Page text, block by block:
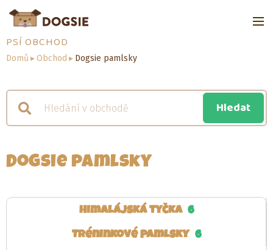
PSÍ OBCHOD
Domů ▸Obchod ▸ Dogsie pamlsky
Dogsie pamlsky
Himalájská tyčka 6
Tréninkové pamlsky 6